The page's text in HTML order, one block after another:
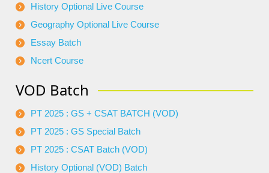
History Optional Live Course
Geography Optional Live Course
Essay Batch
Ncert Course
VOD Batch
PT 2025 : GS + CSAT BATCH (VOD)
PT 2025 : GS Special Batch
PT 2025 : CSAT Batch (VOD)
History Optional (VOD) Batch